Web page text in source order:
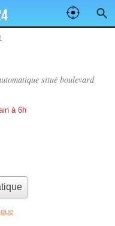
situé boulevard
à 6h